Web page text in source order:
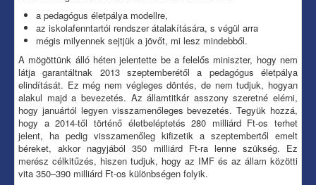
a pedagógus életpálya modellre,
az iskolafenntartói rendszer átalakítására, s végül arra
mégis milyennek sejtjük a jövőt, mi lesz mindebből.
A mögöttünk álló héten jelentette be a felelős miniszter, hogy nem
látja garantáltnak 2013 szeptemberétől a pedagógus életpálya
elindítását. Ez még nem végleges döntés, de nem tudjuk, hogyan
alakul majd a bevezetés. Az államtitkár asszony szeretné elérni,
hogy januártól legyen visszamenőleges bevezetés. Tegyük hozzá,
hogy a 2014-től történő életbeléptetés 280 milliárd Ft-os terhet
jelent, ha pedig visszamenőleg kifizetik a szeptembertől emelt
béreket, akkor nagyjából 350 milliárd Ft-ra lenne szükség. Ez
merész célkitűzés, hiszen tudjuk, hogy az IMF és az állam közötti
vita 350–390 milliárd Ft-os különbségen folyik.